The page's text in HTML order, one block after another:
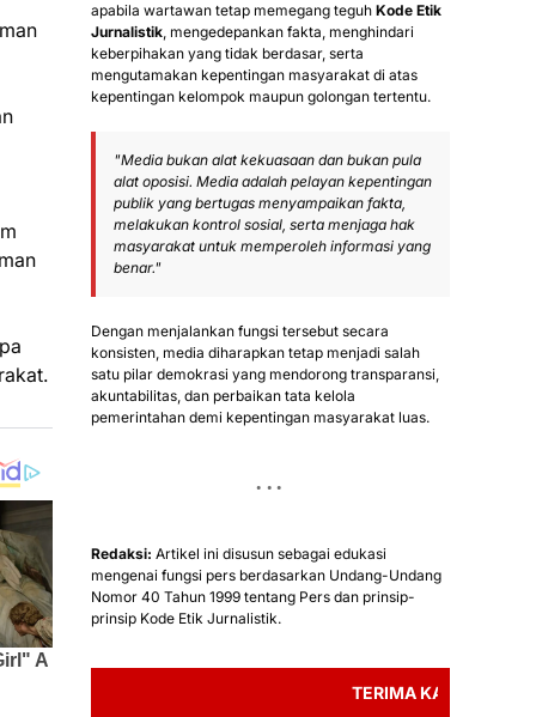
apabila wartawan tetap memegang teguh Kode Etik
Jurnalistik, mengedepankan fakta, menghindari
keberpihakan yang tidak berdasar, serta
mengutamakan kepentingan masyarakat di atas
kepentingan kelompok maupun golongan tertentu.
"Media bukan alat kekuasaan dan bukan pula
alat oposisi. Media adalah pelayan kepentingan
publik yang bertugas menyampaikan fakta,
melakukan kontrol sosial, serta menjaga hak
masyarakat untuk memperoleh informasi yang
benar."
Dengan menjalankan fungsi tersebut secara
konsisten, media diharapkan tetap menjadi salah
satu pilar demokrasi yang mendorong transparansi,
akuntabilitas, dan perbaikan tata kelola
pemerintahan demi kepentingan masyarakat luas.
Redaksi: Artikel ini disusun sebagai edukasi
mengenai fungsi pers berdasarkan Undang-Undang
Nomor 40 Tahun 1999 tentang Pers dan prinsip-
prinsip Kode Etik Jurnalistik.
TERIMA KASIH TELAH